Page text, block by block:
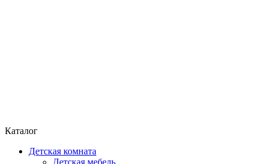
Каталог
Детская комната
Детская мебель